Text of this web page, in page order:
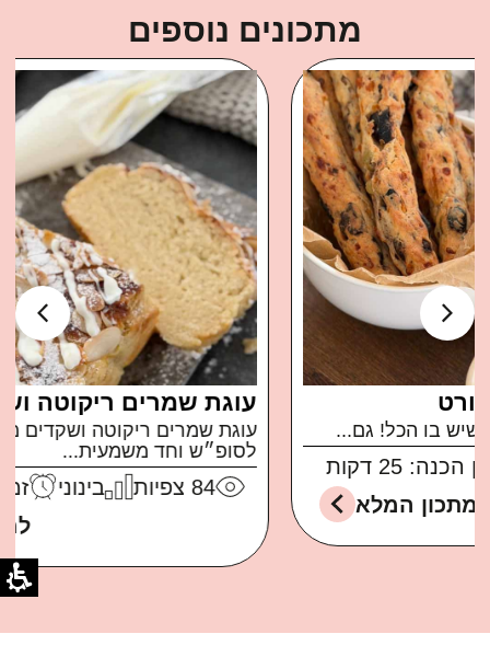
מתכונים נוספים
עוגת שמרים ריקוטה ושקדים
עוגת שמרים ריקוטה ושקדים ממכרת ברמות בול
לסופ״ש וחד משמעית...
צפיות
זמן הכנה: 30 דקות